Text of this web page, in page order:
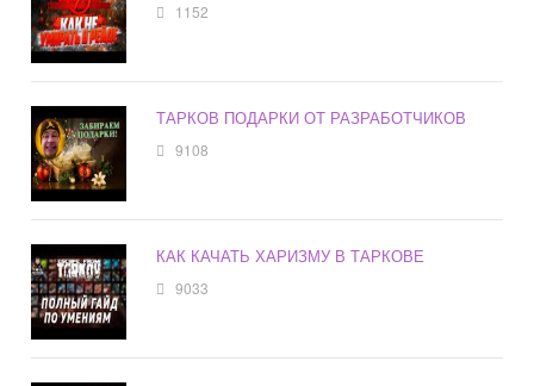
1152
ТАРКОВ ПОДАРКИ ОТ РАЗРАБОТЧИКОВ
9108
КАК КАЧАТЬ ХАРИЗМУ В ТАРКОВЕ
9033